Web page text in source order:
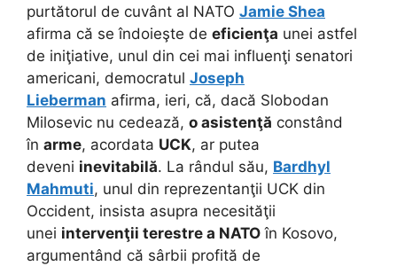
purtătorul de cuvânt al NATO Jamie Shea
afirma că se îndoieşte de eficienţa unei astfel
de iniţiative, unul din cei mai influenţi senatori
americani, democratul Joseph
Lieberman afirma, ieri, că, dacă Slobodan
Milosevic nu cedează, o asistenţă constând
în arme, acordata UCK, ar putea
deveni inevitabilă. La rândul său, Bardhyl
Mahmuti, unul din reprezentanţii UCK din
Occident, insista asupra necesităţii
unei intervenţii terestre a NATO în Kosovo,
argumentând că sârbii profită de